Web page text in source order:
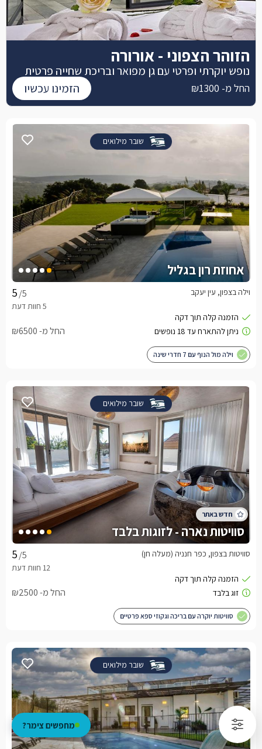
שובר מילואים
אחוזת רון בגליל
/5 וילה בצפון, עין יעקב
החל מ- ₪6500
וילה מול הנוף עם 7 חדרי שינה
שובר מילואים
סוויטות נארה - לזוגות בלבד
/5 סוויטות בצפון, כפר חנניה (מעלה חן)
החל מ- ₪2500
סוויטות יוקרה עם בריכה וגקוזי ספא פרטיים
שובר מילואים
הזוהר הצפוני - אורורה
נופש יוקרתי ופרטי עם גן מפואר ובריכת שחייה פרטית
החל מ- ₪1300 הזמינו עכשיו
מחפשים צימר?